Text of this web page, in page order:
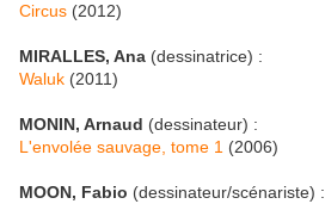
Circus (2012)
MIRALLES, Ana (dessinatrice) :
Waluk (2011)
MONIN, Arnaud (dessinateur) :
L'envolée sauvage, tome 1 (2006)
MOON, Fabio (dessinateur/scénariste) :